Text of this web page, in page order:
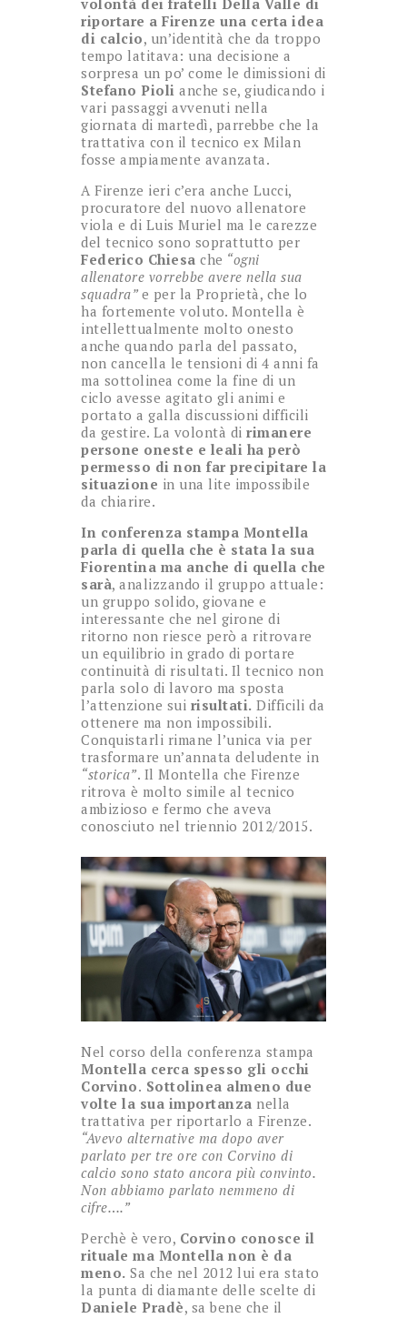
volontà dei fratelli Della Valle di
riportare a Firenze una certa idea
di calcio, un’identità che da troppo
tempo latitava: una decisione a
sorpresa un po’ come le dimissioni di
Stefano Pioli anche se, giudicando i
vari passaggi avvenuti nella
giornata di martedì, parrebbe che la
trattativa con il tecnico ex Milan
fosse ampiamente avanzata.
A Firenze ieri c’era anche Lucci,
procuratore del nuovo allenatore
viola e di Luis Muriel ma le carezze
del tecnico sono soprattutto per
Federico Chiesa che “ogni
allenatore vorrebbe avere nella sua
squadra” e per la Proprietà, che lo
ha fortemente voluto. Montella è
intellettualmente molto onesto
anche quando parla del passato,
non cancella le tensioni di 4 anni fa
ma sottolinea come la fine di un
ciclo avesse agitato gli animi e
portato a galla discussioni difficili
da gestire. La volontà di rimanere
persone oneste e leali ha però
permesso di non far precipitare la
situazione in una lite impossibile
da chiarire.
In conferenza stampa Montella
parla di quella che è stata la sua
Fiorentina ma anche di quella che
sarà, analizzando il gruppo attuale:
un gruppo solido, giovane e
interessante che nel girone di
ritorno non riesce però a ritrovare
un equilibrio in grado di portare
continuità di risultati. Il tecnico non
parla solo di lavoro ma sposta
l’attenzione sui risultati. Difficili da
ottenere ma non impossibili.
Conquistarli rimane l’unica via per
trasformare un’annata deludente in
“storica”. Il Montella che Firenze
ritrova è molto simile al tecnico
ambizioso e fermo che aveva
conosciuto nel triennio 2012/2015.
Nel corso della conferenza stampa
Montella cerca spesso gli occhi
Corvino. Sottolinea almeno due
volte la sua importanza nella
trattativa per riportarlo a Firenze.
“Avevo alternative ma dopo aver
parlato per tre ore con Corvino di
calcio sono stato ancora più convinto.
Non abbiamo parlato nemmeno di
cifre….”
Perchè è vero, Corvino conosce il
rituale ma Montella non è da
meno. Sa che nel 2012 lui era stato
la punta di diamante delle scelte di
Daniele Pradè, sa bene che il